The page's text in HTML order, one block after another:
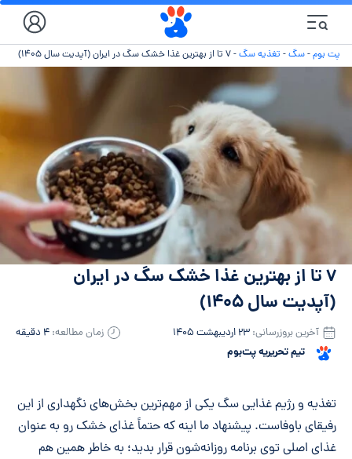
پت بوم-سگ- تغذیه سگ-۷ تا از بهترین غذا خشک سگ در ایران (آپدیت سال ۱۴۰۵)
۷ تا از بهترین غذا خشک سگ در ایران
(آپدیت سال ۱۴۰۵)
تیم تحریریه پت‌بوم
آخرین بروزرسانی: ۲۳ اردیبهشت ۱۴۰۵ زمان مطالعه: ۴ دقیقه
خلاصه مقاله
تغذیه و رژیم غذایی سگ یکی از مهم‌ترین بخش‌های نگهداری از این
رفیقای باوفاست. پیشنهاد ما اینه که حتماً غذای خشک رو به عنوان
غذای اصلی توی برنامه روزانه‌شون قرار بدید؛ به خاطر همین هم